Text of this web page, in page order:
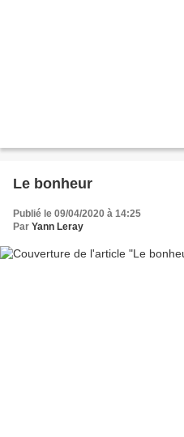
Le bonheur
Publié le 09/04/2020 à 14:25
Par Yann Leray